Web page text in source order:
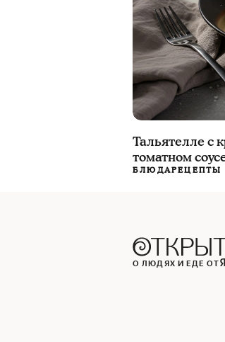
Тальятелле с
томатном
БЛЮДАРЕЦЕПТЫ
О ЛЮДЯХ И ЕДЕ ОТ